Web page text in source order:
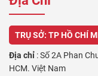
TRỤ SỞ: TP HỒ CHÍ
Địa chỉ : Số 2A Phan
HCM. Việt Nam